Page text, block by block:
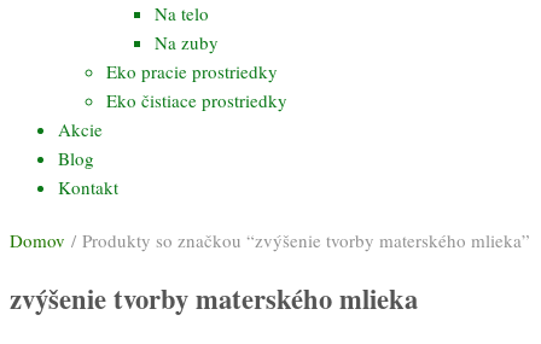
Na telo
Na zuby
Eko pracie prostriedky
Eko čistiace prostriedky
Akcie
Blog
Kontakt
Domov / Produkty so značkou “zvýšenie tvorby materského mlieka”
zvýšenie tvorby materského mlieka